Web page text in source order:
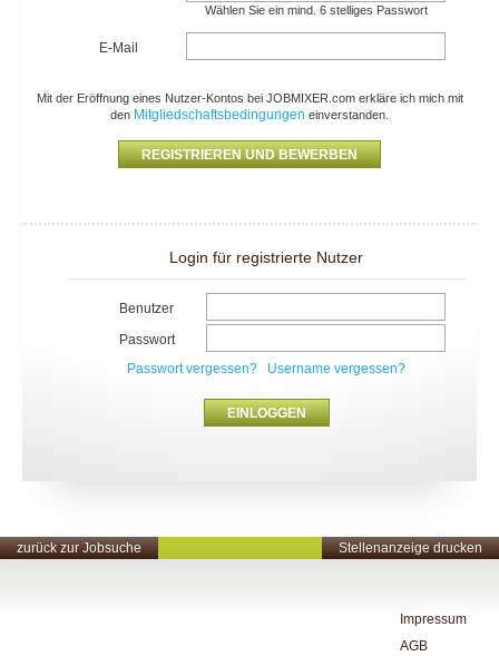
Wählen Sie ein mind. 6 stelliges Passwort
E-Mail
Mit der Eröffnung eines Nutzer-Kontos bei JOBMIXER.com erkläre ich mich mit
den Mitgliedschaftsbedingungen einverstanden.
Login für registrierte Nutzer
Benutzer
Passwort
Passwort vergessen?
Username vergessen?
zurück zur Jobsuche Stellenanzeige drucken
Impressum
AGB